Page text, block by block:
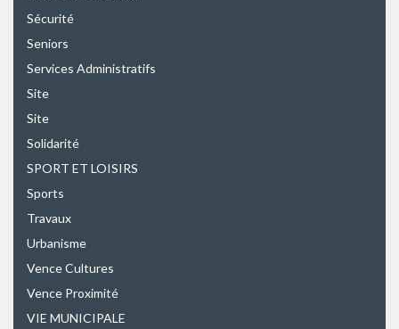
Sécurité
Seniors
Services Administratifs
Site
Site
Solidarité
SPORT ET LOISIRS
Sports
Travaux
Urbanisme
Vence Cultures
Vence Proximité
VIE MUNICIPALE